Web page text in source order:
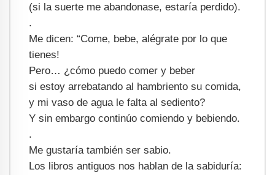
(si la suerte me abandonase, estaría perdido).
.
Me dicen: “Come, bebe, alégrate por lo que
tienes!
Pero… ¿cómo puedo comer y beber
si estoy arrebatando al hambriento su comida,
y mi vaso de agua le falta al sediento?
Y sin embargo continúo comiendo y bebiendo.
.
Me gustaría también ser sabio.
Los libros antiguos nos hablan de la sabiduría: